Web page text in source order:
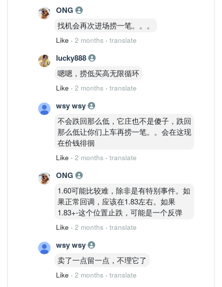
ONG
找机会再次进场捞一笔。。。
Like · 2 months · translate
lucky888
嗯嗯，捞低买高无限循环
Like · 2 months · translate
wsy wsy
不会跌回那么低，它庄也不是傻子，跌回
那么低让你们上车再捞一笔。。会在这现
在价钱徘徊
Like · 2 months · translate
ONG
1.60可能比较难，除非是有特别事件。如
果正常回调，应该在1.83左右。如果
1.83+-这个位置止跌，可能是一个反弹
Like · 2 months · translate
wsy wsy
卖了一点留一点，不理它了
Like · 2 months · translate